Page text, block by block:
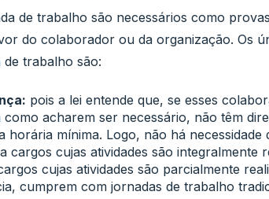
de trabalho são necessários como
do colaborador ou da organização. Os
trabalho são:
pois a lei entende que, se esses
acharem ser necessário, não têm
horária mínima. Logo, não há necessidade
cargos cujas atividades são integralmente
cujas atividades são parcialmente
cumprem com jornadas de trabalho